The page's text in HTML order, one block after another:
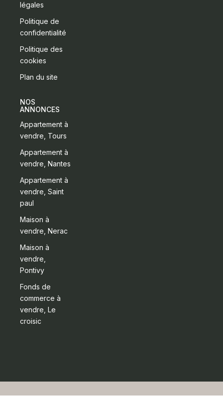
légales
Politique de
confidentialité
Politique des
cookies
Plan du site
NOS
ANNONCES
Appartement à
vendre, Tours
Appartement à
vendre, Nantes
Appartement à
vendre, Saint
paul
Maison à
vendre, Nerac
Maison à
vendre,
Pontivy
Fonds de
commerce à
vendre, Le
croisic